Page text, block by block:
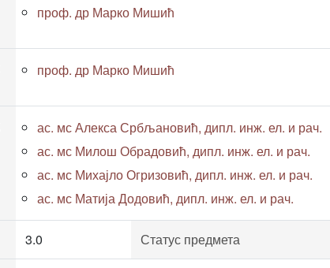
проф. др Марко Мишић
проф. др Марко Мишић
ас. мс Алекса Србљановић, дипл. инж. ел. и рач.
ас. мс Милош Обрадовић, дипл. инж. ел. и рач.
ас. мс Михајло Огризовић, дипл. инж. ел. и рач.
ас. мс Матија Додовић, дипл. инж. ел. и рач.
3.0 Статус предмета